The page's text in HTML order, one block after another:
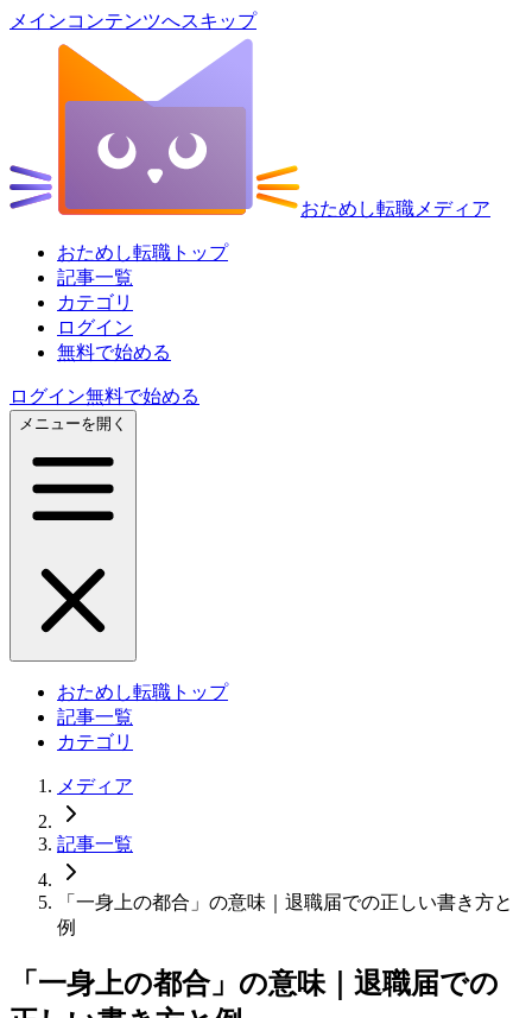
メインコンテンツへスキップ
おためし転職メディア
おためし転職トップ
記事一覧
カテゴリ
ログイン
無料で始める
ログイン無料で始める
メニューを開く
おためし転職トップ
記事一覧
カテゴリ
メディア
記事一覧
「一身上の都合」の意味｜退職届での正しい書き方と
例
「一身上の都合」の意味｜退職届での